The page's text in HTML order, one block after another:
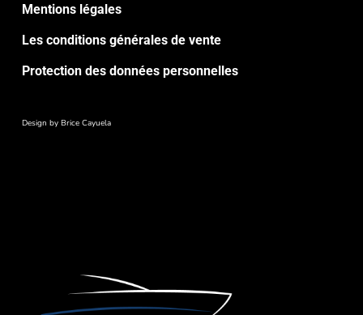
Mentions légales
Les conditions générales de vente
Protection des données personnelles
Design by Brice Cayuela